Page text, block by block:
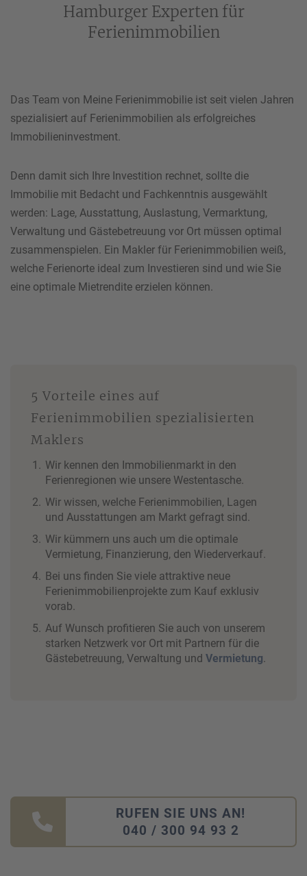
Hamburger Experten für
Ferienimmobilien
Das Team von Meine Ferienimmobilie ist seit vielen Jahren
spezialisiert auf Ferienimmobilien als erfolgreiches
Immobilieninvestment.
Denn damit sich Ihre Investition rechnet, sollte die
Immobilie mit Bedacht und Fachkenntnis ausgewählt
werden: Lage, Ausstattung, Auslastung, Vermarktung,
Verwaltung und Gästebetreuung vor Ort müssen optimal
zusammenspielen. Ein Makler für Ferienimmobilien weiß,
welche Ferienorte ideal zum Investieren sind und wie Sie
eine optimale Mietrendite erzielen können.
5 Vorteile eines auf
Ferienimmobilien spezialisierten
Maklers
Wir kennen den Immobilienmarkt in den
Ferienregionen wie unsere Westentasche.
Wir wissen, welche Ferienimmobilien, Lagen
und Ausstattungen am Markt gefragt sind.
Wir kümmern uns auch um die optimale
Vermietung, Finanzierung, den Wiederverkauf.
Bei uns finden Sie viele attraktive neue
Ferienimmobilienprojekte zum Kauf exklusiv
vorab.
Auf Wunsch profitieren Sie auch von unserem
starken Netzwerk vor Ort mit Partnern für die
Gästebetreuung, Verwaltung und Vermietung.
RUFEN SIE UNS AN!
040 / 300 94 93 2